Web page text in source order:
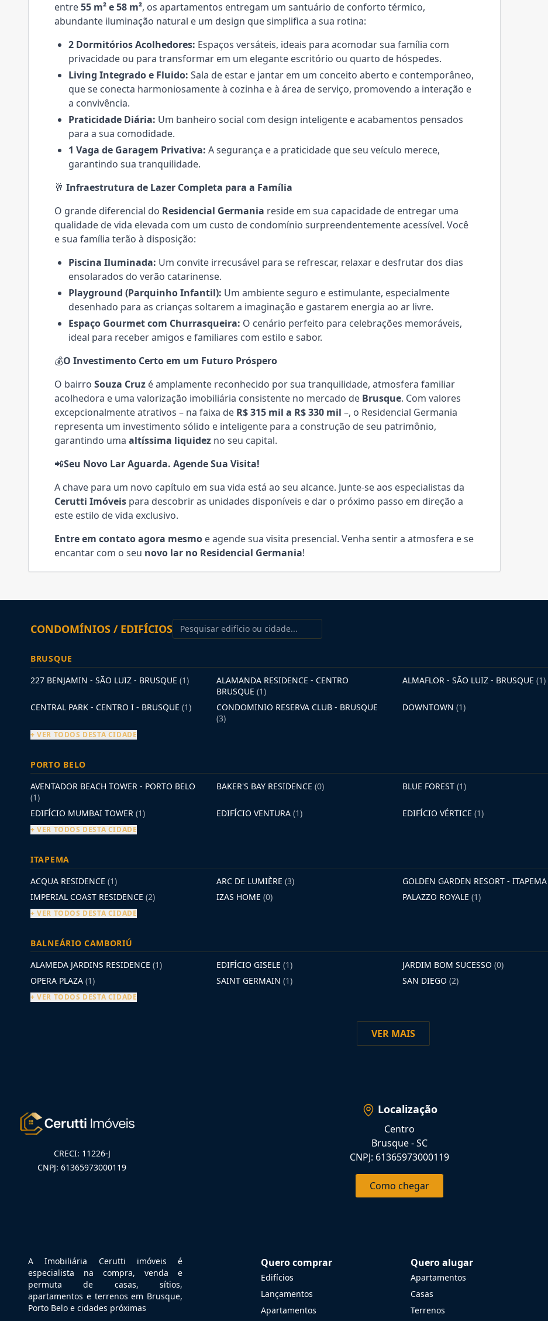
entre55 m² e 58 m², os apartamentos entregam um santuário de conforto térmico,
abundante iluminação natural e um design que simplifica a sua rotina:
2 Dormitórios Acolhedores: Espaços versáteis, ideais para acomodar sua família com
privacidade ou para transformar em um elegante escritório ou quarto de hóspedes.
Living Integrado e Fluido: Sala de estar e jantar em um conceito aberto e contemporâneo,
que se conecta harmoniosamente à cozinha e à área de serviço, promovendo a interação e
a convivência.
Praticidade Diária: Um banheiro social com design inteligente e acabamentos pensados
para a sua comodidade.
1 Vaga de Garagem Privativa: A segurança e a praticidade que seu veículo merece,
garantindo sua tranquilidade.
🥂 Infraestrutura de Lazer Completa para a Família
O grande diferencial do Residencial Germania reside em sua capacidade de entregar uma
qualidade de vida elevada com um custo de condomínio surpreendentemente acessível. Você
e sua família terão à disposição:
Piscina Iluminada: Um convite irrecusável para se refrescar, relaxar e desfrutar dos dias
ensolarados do verão catarinense.
Playground (Parquinho Infantil): Um ambiente seguro e estimulante, especialmente
desenhado para as crianças soltarem a imaginação e gastarem energia ao ar livre.
Espaço Gourmet com Churrasqueira: O cenário perfeito para celebrações memoráveis,
ideal para receber amigos e familiares com estilo e sabor.
💰O Investimento Certo em um Futuro Próspero
O bairro Souza Cruz é amplamente reconhecido por sua tranquilidade, atmosfera familiar
acolhedora e uma valorização imobiliária consistente no mercado de Brusque. Com valores
excepcionalmente atrativos – na faixa de R$ 315 mil a R$ 330 mil –, o Residencial Germania
representa um investimento sólido e inteligente para a construção de seu patrimônio,
garantindo uma altíssima liquidez no seu capital.
📲Seu Novo Lar Aguarda. Agende Sua Visita!
A chave para um novo capítulo em sua vida está ao seu alcance. Junte-se aos especialistas da
Cerutti Imóveis para descobrir as unidades disponíveis e dar o próximo passo em direção a
este estilo de vida exclusivo.
Entre em contato agora mesmo e agende sua visita presencial. Venha sentir a atmosfera e se
encantar com o seu novo lar no Residencial Germania!
CONDOMÍNIOS / EDIFÍCIOS
BRUSQUE
227 BENJAMIN - SÃO LUIZ - BRUSQUE (1)
ALAMANDA RESIDENCE - CENTRO
BRUSQUE (1)
ALMAFLOR - SÃO LUIZ - BRUSQUE (1)
CENTRAL PARK - CENTRO I - BRUSQUE (1)
CONDOMINIO RESERVA CLUB - BRUSQUE
(3)
DOWNTOWN (1)
+ VER TODOS DESTA CIDADE
PORTO BELO
AVENTADOR BEACH TOWER - PORTO BELO
(1)
BAKER'S BAY RESIDENCE (0) BLUE FOREST (1)
EDIFÍCIO MUMBAI TOWER (1) EDIFÍCIO VENTURA (1) EDIFÍCIO VÉRTICE (1)
+ VER TODOS DESTA CIDADE
ITAPEMA
ACQUA RESIDENCE (1) ARC DE LUMIÈRE (3) GOLDEN GARDEN RESORT - ITAPEMA
IMPERIAL COAST RESIDENCE (2) IZAS HOME (0) PALAZZO ROYALE (1)
+ VER TODOS DESTA CIDADE
BALNEÁRIO CAMBORIÚ
ALAMEDA JARDINS RESIDENCE (1) EDIFÍCIO GISELE (1) JARDIM BOM SUCESSO (0)
OPERA PLAZA (1) SAINT GERMAIN (1) SAN DIEGO (2)
+ VER TODOS DESTA CIDADE
VER MAIS
CRECI: 11226-J
CNPJ: 61365973000119
Localização
Centro
Brusque - SC
CNPJ: 61365973000119
Como chegar
A Imobiliária Cerutti imóveis é
especialista na compra, venda e
permuta de casas, sítios,
apartamentos e terrenos em Brusque,
Porto Belo e cidades próximas
Quero comprar
Edifícios
Lançamentos
Apartamentos
Quero alugar
Apartamentos
Casas
Terrenos